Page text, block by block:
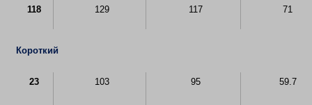
118 129 117 71
Короткий
23 103 95 59.7